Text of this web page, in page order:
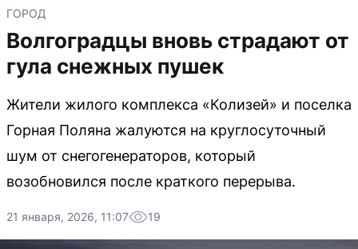
ГОРОД
Волгоградцы вновь страдают от
гула снежных пушек
Жители жилого комплекса «Колизей» и поселка
Горная Поляна жалуются на круглосуточный
шум от снегогенераторов, который
возобновился после краткого перерыва.
21 января, 2026, 11:07 19